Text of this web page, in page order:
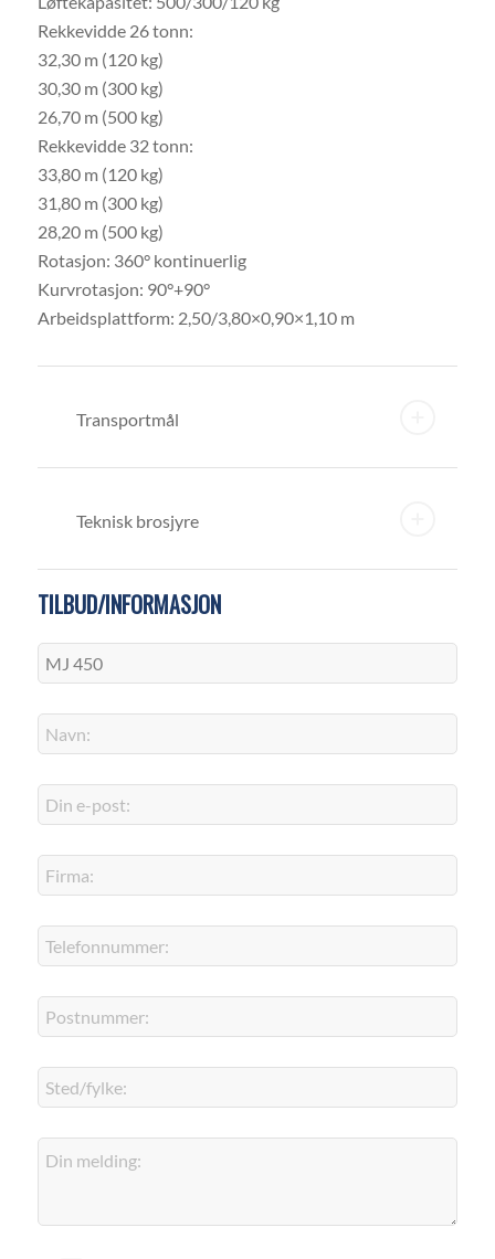
bygninger og broer.
Renovering: Effektiv for fasaderenovering og rengjøring
av høye bygninger.
Metalltak og kledning: Brukes til arbeid på metalltak og
kledning.
Vindkraftsektoren: Egnet for vedlikehold og
installasjon i vindkraftsektoren.
Velg Multitel for pålitelighet, presisjon og bærekraftig
teknologi. Kontakt oss i dag for mer informasjon og et
uforpliktende tilbud.
Rekkevidde 26 tonn:
32,30 m (120 kg)
30,30 m (300 kg)
26,70 m (500 kg)
Rekkevidde 32 tonn:
33,80 m (120 kg)
31,80 m (300 kg)
28,20 m (500 kg)
Rotasjon: 360° kontinuerlig
Kurvrotasjon: 90°+90°
Arbeidsplattform: 2,50/3,80×0,90×1,10 m
Transportmål
Teknisk brosjyre
TILBUD/INFORMASJON